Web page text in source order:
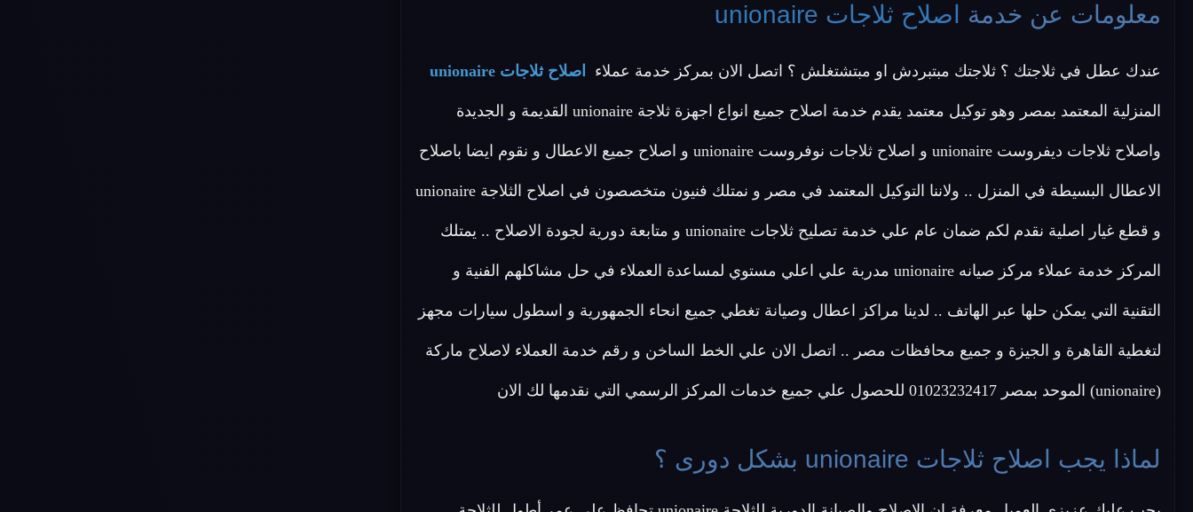
معلومات عن خدمة اصلاح ثلاجات unionaire
عندك عطل في ثلاجتك ؟ ثلاجتك مبتبردش او مبتشتغلش ؟ اتصل الان بمركز خدمة عملاء اصلاح ثلاجات unionaire
المنزلية المعتمد بمصر وهو توكيل معتمد يقدم خدمة اصلاح جميع انواع اجهزة ثلاجة unionaire القديمة و الجديدة
واصلاح ثلاجات ديفروست unionaire و اصلاح ثلاجات نوفروست unionaire و اصلاح جميع الاعطال و نقوم ايضا باصلاح
الاعطال البسيطة في المنزل .. ولاننا التوكيل المعتمد في مصر و نمتلك فنيون متخصصون في اصلاح الثلاجة unionaire
و قطع غيار اصلية نقدم لكم ضمان عام علي خدمة تصليح ثلاجات unionaire و متابعة دورية لجودة الاصلاح .. يمتلك
المركز خدمة عملاء مركز صيانه unionaire مدربة علي اعلي مستوي لمساعدة العملاء في حل مشاكلهم الفنية و
التقنية التي يمكن حلها عبر الهاتف .. لدينا مراكز اعطال وصيانة تغطي جميع انحاء الجمهورية و اسطول سيارات مجهز
لتغطية القاهرة و الجيزة و جميع محافظات مصر .. اتصل الان علي الخط الساخن و رقم خدمة العملاء لاصلاح ماركة
(unionaire) الموحد بمصر 01023232417 للحصول علي جميع خدمات المركز الرسمي التي نقدمها لك الان
لماذا يجب اصلاح ثلاجات unionaire بشكل دورى ؟